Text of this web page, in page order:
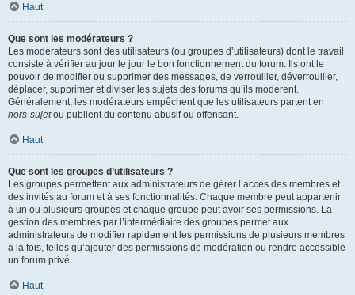
Haut
Que sont les modérateurs ?
Les modérateurs sont des utilisateurs (ou groupes d’utilisateurs) dont le travail
consiste à vérifier au jour le jour le bon fonctionnement du forum. Ils ont le
pouvoir de modifier ou supprimer des messages, de verrouiller, déverrouiller,
déplacer, supprimer et diviser les sujets des forums qu’ils modèrent.
Généralement, les modérateurs empêchent que les utilisateurs partent en
hors-sujetou publient du contenu abusif ou offensant.
Haut
Que sont les groupes d’utilisateurs ?
Les groupes permettent aux administrateurs de gérer l’accès des membres et
des invités au forum et à ses fonctionnalités. Chaque membre peut appartenir
à un ou plusieurs groupes et chaque groupe peut avoir ses permissions. La
gestion des membres par l’intermédiaire des groupes permet aux
administrateurs de modifier rapidement les permissions de plusieurs membres
à la fois, telles qu’ajouter des permissions de modération ou rendre accessible
un forum privé.
Haut